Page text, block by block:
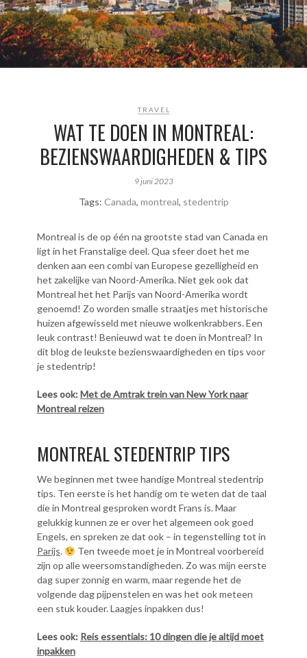
TRAVEL
WAT TE DOEN IN MONTREAL:
BEZIENSWAARDIGHEDEN & TIPS
9 juni 2023
Tags: Canada, montreal, stedentrip
Montreal is de op één na grootste stad van Canada en
ligt in het Franstalige deel. Qua sfeer doet het me
denken aan een combi van Europese gezelligheid en
het zakelijke van Noord-Amerika. Niet gek ook dat
Montreal het het Parijs van Noord-Amerika wordt
genoemd! Zo worden smalle straatjes met historische
huizen afgewisseld met nieuwe wolkenkrabbers. Een
leuk contrast! Benieuwd wat te doen in Montreal? In
dit blog de leukste bezienswaardigheden en tips voor
je stedentrip!
Lees ook:Met de Amtrak trein van New York naar
Montreal reizen
MONTREAL STEDENTRIP TIPS
We beginnen met twee handige Montreal stedentrip
tips. Ten eerste is het handig om te weten dat de taal
die in Montreal gesproken wordt Frans is. Maar
gelukkig kunnen ze er over het algemeen ook goed
Engels, en spreken ze dat ook – in tegenstelling tot in
Parijs.
Ten tweede moet je in Montreal voorbereid
zijn op alle weersomstandigheden. Zo was mijn eerste
dag super zonnig en warm, maar regende het de
volgende dag pijpenstelen en was het ook meteen
een stuk kouder. Laagjes inpakken dus!
Lees ook: Reis essentials: 10 dingen die je altijd moet
inpakken